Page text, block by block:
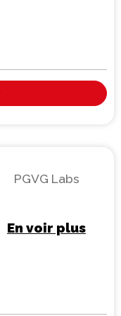
PGVG Labs
En voir plus